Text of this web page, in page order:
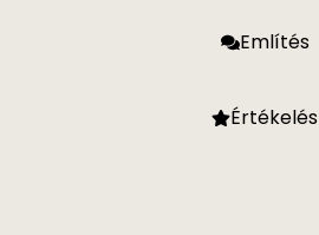
Említés
Értékelés